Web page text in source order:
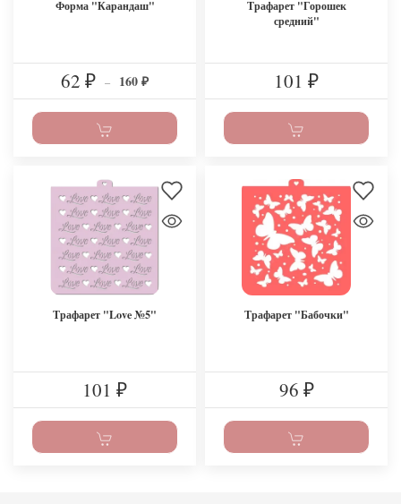
Форма "Карандаш"
62 ₽ – 160 ₽
Трафарет "Горошек
средний"
101 ₽
Трафарет "Love №5"
101 ₽
Трафарет "Бабочки"
96 ₽